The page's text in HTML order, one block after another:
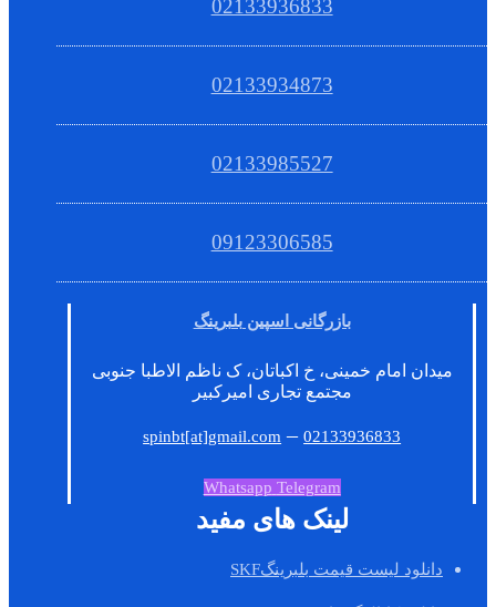
02133936833
02133934873
02133985527
09123306585
بازرگانی اسپین بلبرینگ
میدان امام خمینی، خ اکباتان، ک ناظم الاطبا جنوبی
مجتمع تجاری امیرکبیر
spinbt[at]gmail.com –02133936833
Whatsapp Telegram
لینک های مفید
دانلود لیست قیمت بلبرینگSKF